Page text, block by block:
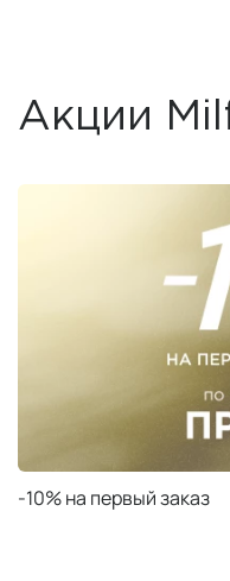
Акции
Подарок при заказе от